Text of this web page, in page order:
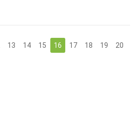
13 14 15 16 17 18 19
20